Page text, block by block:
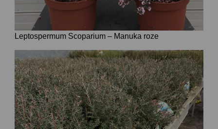
Leptospermum Scoparium – Manuka roze